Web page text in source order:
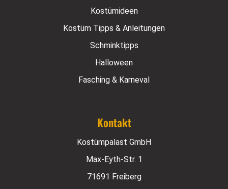
Kostümideen
Kostüm Tipps & Anleitungen
Schminktipps
Halloween
Fasching & Karneval
Kontakt
Kostümpalast GmbH
Max-Eyth-Str. 1
71691 Freiberg